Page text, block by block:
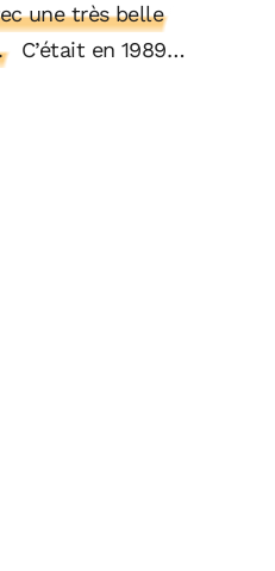
une très belle
C’était en 1989…